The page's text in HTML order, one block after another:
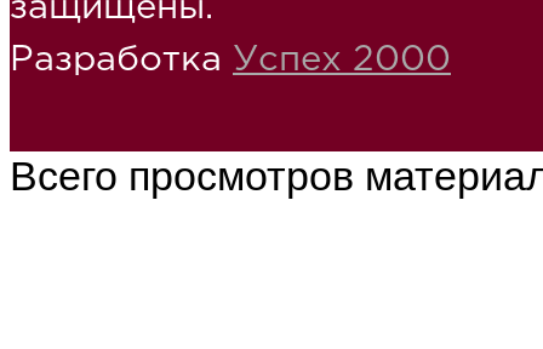
защищены.
Разработка Успех 2000
Всего просмотров